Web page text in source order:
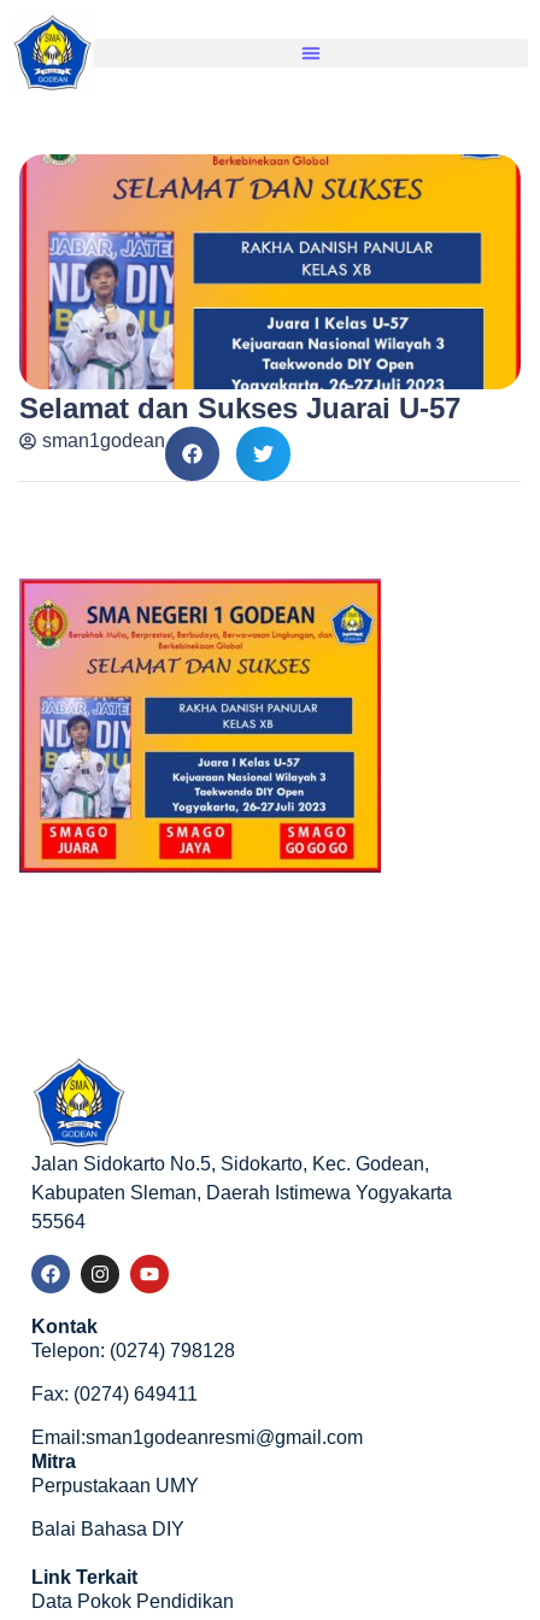
Selamat dan Sukses Juarai U-57
sman1godean
Jalan Sidokarto No.5, Sidokarto, Kec. Godean,
Kabupaten Sleman, Daerah Istimewa Yogyakarta
55564
Kontak
Telepon: (0274) 798128
Fax: (0274) 649411
Email:sman1godeanresmi@gmail.com
Mitra
Perpustakaan UMY
Balai Bahasa DIY
Link Terkait
Data Pokok Pendidikan